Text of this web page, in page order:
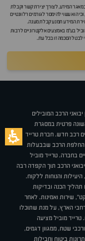
המידע, לצורך יצירת קשר וקבלת
הוא עשוי להימסר לגורמים רלוונטיים
המידע תמנע קבלת מענה.
בע"מ באמצעים אלקטרוניים לרבות
הרכב המובילים
פרטית במסגרת
רכב חדש. חברת טרייד
החלפת הרכב שבבעלות
בחברה. טרייד מוביל
הרכב תוך הקפדה רבה
היעילות והנוחות ללקוח.
הכנה ובדיקות
שירות ואמינות. לאחר
הארץ, על מנת שתוכלו
מוביל מציעה
שטח, ממגוון דגמים,
ביטוח וחבילות